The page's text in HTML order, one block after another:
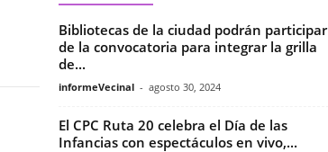
Bibliotecas de la ciudad podrán participar
de la convocatoria para integrar la grilla
de...
informeVecinal - agosto 30, 2024
El CPC Ruta 20 celebra el Día de las
Infancias con espectáculos en vivo,...